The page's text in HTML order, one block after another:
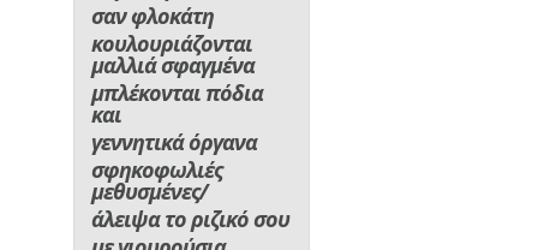
σαν φλοκάτη
κουλουριάζονται
μαλλιά σφαγμένα
μπλέκονται πόδια
και
γεννητικά όργανα
σφηκοφωλιές
μεθυσμένες/
άλειψα το ριζικό σου